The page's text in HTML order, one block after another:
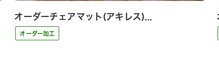
オーダーチェアマット(アキレス)...
オーダー加工